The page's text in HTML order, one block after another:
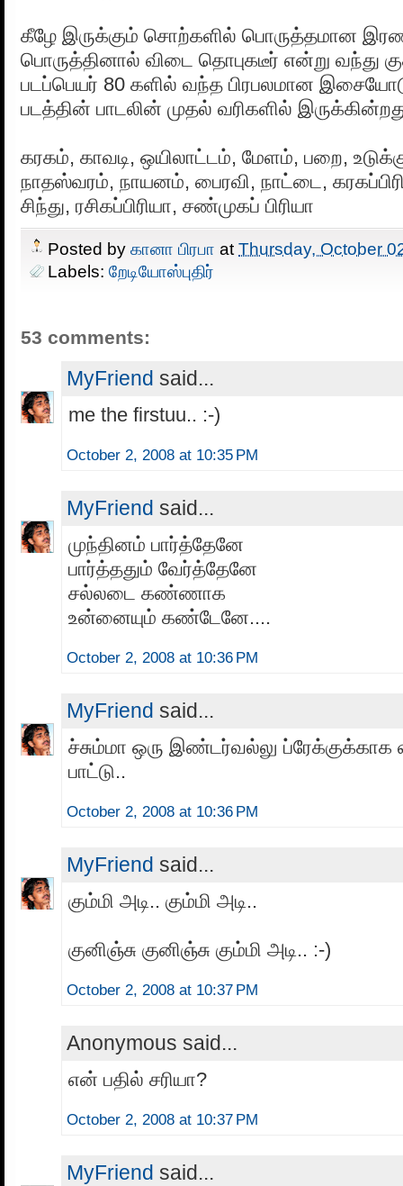
கீழே இருக்கும் சொற்களில் பொருத்தமான
பொருத்தினால் விடை தொபுகடீர் என்று வந்து
படப்பெயர் 80 களில் வந்த பிரபலமான
படத்தின் பாடலின் முதல் வரிகளில்
கரகம், காவடி, ஒயிலாட்டம், மேளம், பறை,
நாதஸ்வரம், நாயனம், பைரவி, நாட்டை,
சிந்து, ரசிகப்பிரியா, சண்முகப் பிரியா
Posted by கானா பிரபா at Thursday, October
Labels: றேடியோஸ்புதிர்
53 comments:
MyFriend said...
me the firstuu.. :-)
October 2, 2008 at 10:35 PM
MyFriend said...
முந்தினம் பார்த்தேனே
பார்த்ததும் வேர்த்தேனே
சல்லடை கண்ணாக
உன்னையும் கண்டேனே....
October 2, 2008 at 10:36 PM
MyFriend said...
ச்சும்மா ஒரு இண்டர்வல்லு
பாட்டு..
October 2, 2008 at 10:36 PM
MyFriend said...
கும்மி அடி.. கும்மி அடி..
குனிஞ்சு குனிஞ்சு கும்மி அடி.. :-)
October 2, 2008 at 10:37 PM
Anonymous said...
என் பதில் சரியா?
October 2, 2008 at 10:37 PM
MyFriend said...